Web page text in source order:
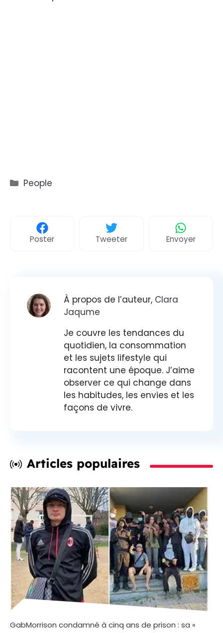
Catégories
People
Poster Tweeter Envoyer
À propos de l’auteur, Clara
Jaqume
Je couvre les tendances du
quotidien, la consommation
et les sujets lifestyle qui
racontent une époque. J’aime
observer ce qui change dans
les habitudes, les envies et les
façons de vivre.
Articles populaires
GabMorrison condamné à cinq ans de prison : sa «